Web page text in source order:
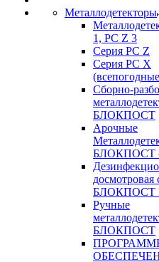
Металлодетекторы
1, PC Z 3
Серия РС Z
Серия РС X
Сборно-
БЛОКПОСТ
Арочные
БЛОКПОСТ
досмотровая
БЛОКПОСТ
Ручные
БЛОКПОСТ